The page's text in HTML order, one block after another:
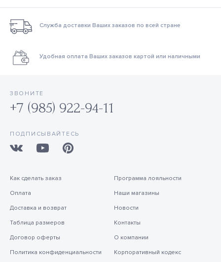
Служба доставки Ваших заказов по всей стране
Удобная оплата Ваших заказов картой или наличными
ЗВОНИТЕ
+7 (985) 922-94-11
ПОДПИСЫВАЙТЕСЬ
Как сделать заказ
Оплата
Доставка и возврат
Таблица размеров
Договор оферты
Политика конфиденциальности
Программа лояльности
Наши магазины
Новости
Контакты
О компании
Корпоративный кодекс